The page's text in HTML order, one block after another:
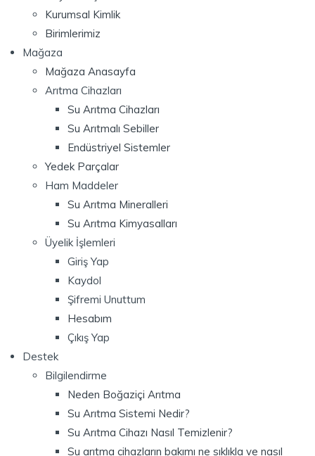
Kurumsal Kimlik
Birimlerimiz
Mağaza
Mağaza Anasayfa
Arıtma Cihazları
Su Arıtma Cihazları
Su Arıtmalı Sebiller
Endüstriyel Sistemler
Yedek Parçalar
Ham Maddeler
Su Arıtma Mineralleri
Su Arıtma Kimyasalları
Üyelik İşlemleri
Giriş Yap
Kaydol
Şifremi Unuttum
Hesabım
Çıkış Yap
Destek
Bilgilendirme
Neden Boğaziçi Arıtma
Su Arıtma Sistemi Nedir?
Su Arıtma Cihazı Nasıl Temizlenir?
Su arıtma cihazların bakımı ne sıklıkla ve nasıl